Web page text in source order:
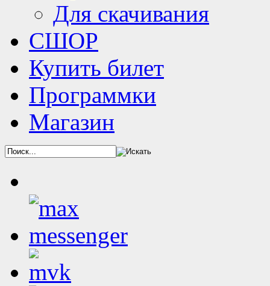
Для скачивания
СШОР
Купить билет
Программки
Магазин